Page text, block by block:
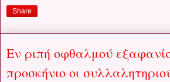
Share
Εν ριπή οφθαλμού
προσκήνιο οι